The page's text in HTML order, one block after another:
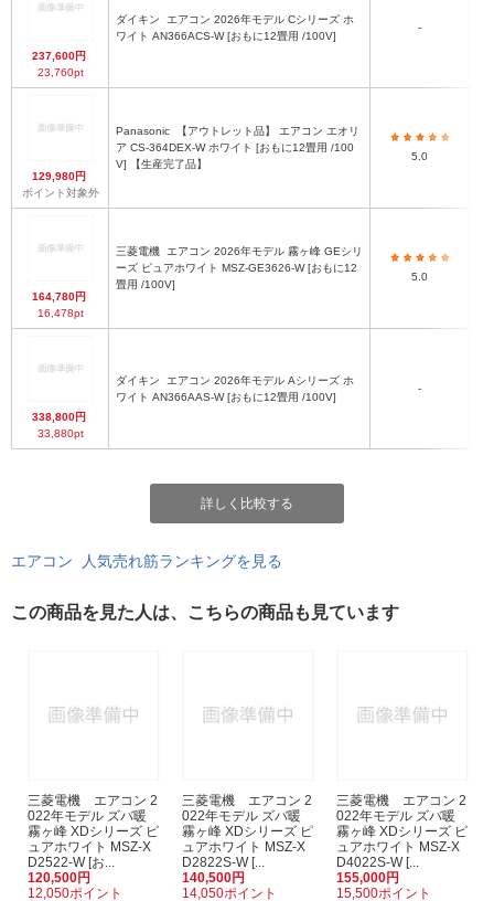
237,600円
23,760pt
ダイキン
ワイト AN366ACS-W [おもに12畳用 /100V]
-
129,980円
ポイント対象外
Panasonic
ア CS-364DEX-W ホワイト [おもに12畳用 /100
V] 【生産完了品】
5.0
164,780円
16,478pt
三菱電機
ーズ ピュアホワイト MSZ-GE3626-W [おもに12
畳用 /100V]
5.0
338,800円
33,880pt
ダイキン
ワイト AN366AAS-W [おもに12畳用 /100V]
-
詳しく比較する
エアコン 人気売れ筋ランキングを見る
この商品を見た人は、こちらの商品も見ています
三菱電機 エアコン 2
022年モデル ズバ暖
霧ヶ峰 XDシリーズ ピ
ュアホワイト MSZ-X
D2522-W [お...
120,500円
12,050ポイント
三菱電機 エアコン 2
022年モデル ズバ暖
霧ヶ峰 XDシリーズ ピ
ュアホワイト MSZ-X
D2822S-W [...
140,500円
14,050ポイント
三菱電機 エアコン 2
022年モデル ズバ暖
霧ヶ峰 XDシリーズ ピ
ュアホワイト MSZ-X
D4022S-W [...
155,000円
15,500ポイント